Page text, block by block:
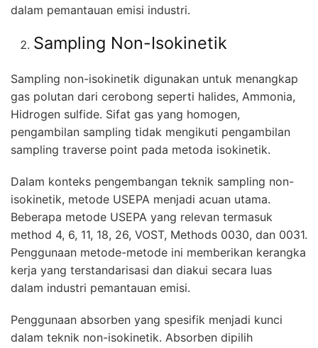
dalam pemantauan emisi industri.
Sampling Non-Isokinetik
Sampling non-isokinetik digunakan untuk menangkap
gas polutan dari cerobong seperti halides, Ammonia,
Hidrogen sulfide. Sifat gas yang homogen,
pengambilan sampling tidak mengikuti pengambilan
sampling traverse point pada metoda isokinetik.
Dalam konteks pengembangan teknik sampling non-
isokinetik, metode USEPA menjadi acuan utama.
Beberapa metode USEPA yang relevan termasuk
method 4, 6, 11, 18, 26, VOST, Methods 0030, dan 0031.
Penggunaan metode-metode ini memberikan kerangka
kerja yang terstandarisasi dan diakui secara luas
dalam industri pemantauan emisi.
Penggunaan absorben yang spesifik menjadi kunci
dalam teknik non-isokinetik. Absorben dipilih